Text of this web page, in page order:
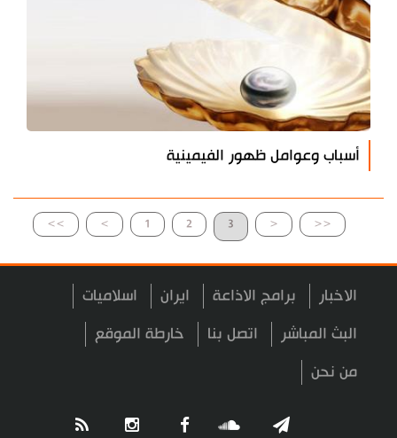
أسباب وعوامل ظهور الفيمينية
>> > 1 2 3 < <<
الاخبار برامج الاذاعة ايران اسلاميات
البث المباشر اتصل بنا خارطة الموقع
من نحن